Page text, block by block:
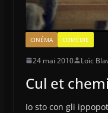
CINÉMA COMÉDIE
24 mai 2010 Loïc
Cul et
Io sto con gli